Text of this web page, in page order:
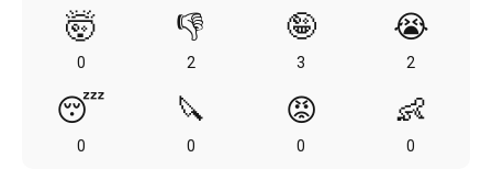
🤯
0
👎
2
🤪
3
😭
2
😴
0
🔪
0
😡
0
👶
0